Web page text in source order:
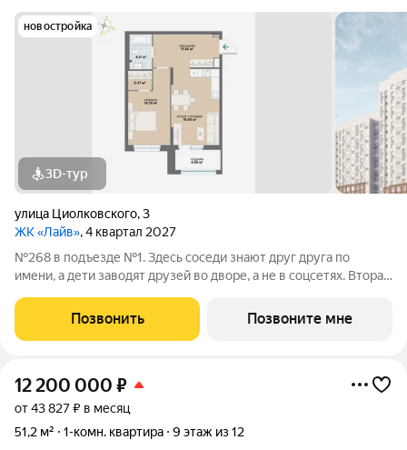
новостройка
3D-тур
улица Циолковского,3
ЖК «Лайв», 4 квартал 2027
№268 в подъезде №1. Здесь соседи знают друг друга по
имени, а дети заводят друзей во дворе, а не в соцсетях. Вторая
комфорта и особенное внимание к атмосфере
добрососедства. В первой очереди
Позвонить Позвоните мне
12 200 000 ₽
от 43 827 ₽ в месяц
51,2 м²
1-комн. квартира 9 этаж из 12